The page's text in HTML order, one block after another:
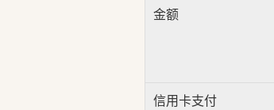
金额
信用卡支付